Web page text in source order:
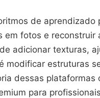
de aprendizado
em fotos e reconstruir
adicionar texturas,
modificar estruturas
dessas plataformas
para